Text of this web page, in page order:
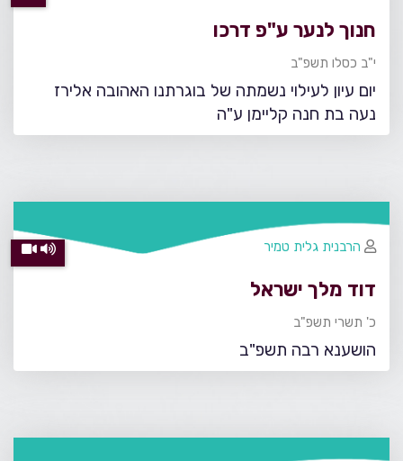
חנוך לנער ע"פ דרכו
י"ב כסלו תשפ"ב
יום עיון לעילוי נשמתה של בוגרתנו האהובה אלירז
נעה בת חנה קליימן ע"ה
דוד מלך ישראל
כ' תשרי תשפ"ב
הושענא רבה תשפ"ב
הרבנית גלית טמיר